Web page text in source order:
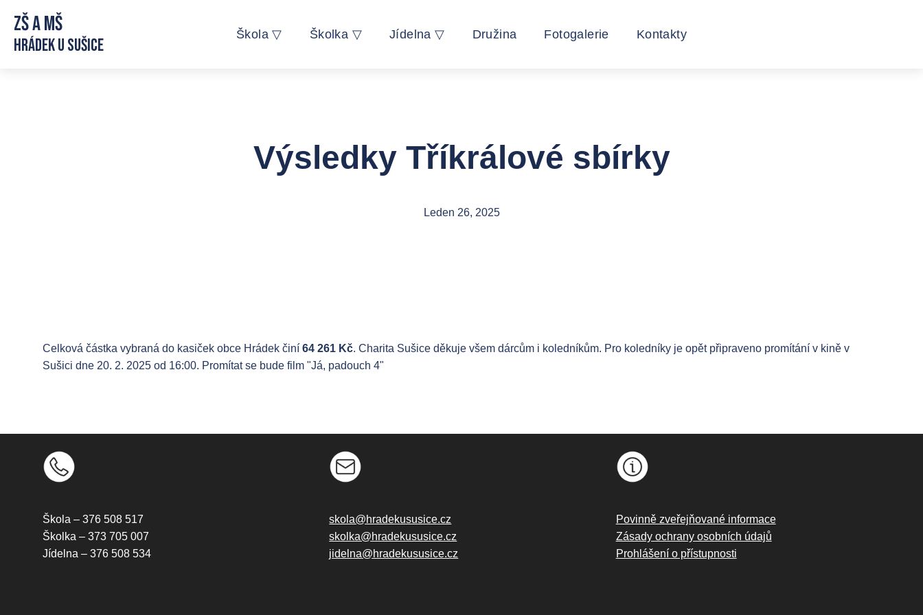
ZŠ a MŠ
Hrádek u Sušice
Škola ▽ Školka ▽ Jídelna ▽ Družina Fotogalerie Kontakty
Výsledky Tříkrálové sbírky
Leden 26, 2025
Celková částka vybraná do kasiček obce Hrádek činí 64 261 Kč. Charita Sušice děkuje všem dárcům i koledníkům. Pro koledníky je opět připraveno promítání v kině v
Sušici dne 20. 2. 2025 od 16:00. Promítat se bude film "Já, padouch 4"
Škola – 376 508 517
Školka – 373 705 007
Jídelna – 376 508 534
skola@hradekususice.cz
skolka@hradekususice.cz
jidelna@hradekususice.cz
Povinně zveřejňované informace
Zásady ochrany osobních údajů
Prohlášení o přístupnosti